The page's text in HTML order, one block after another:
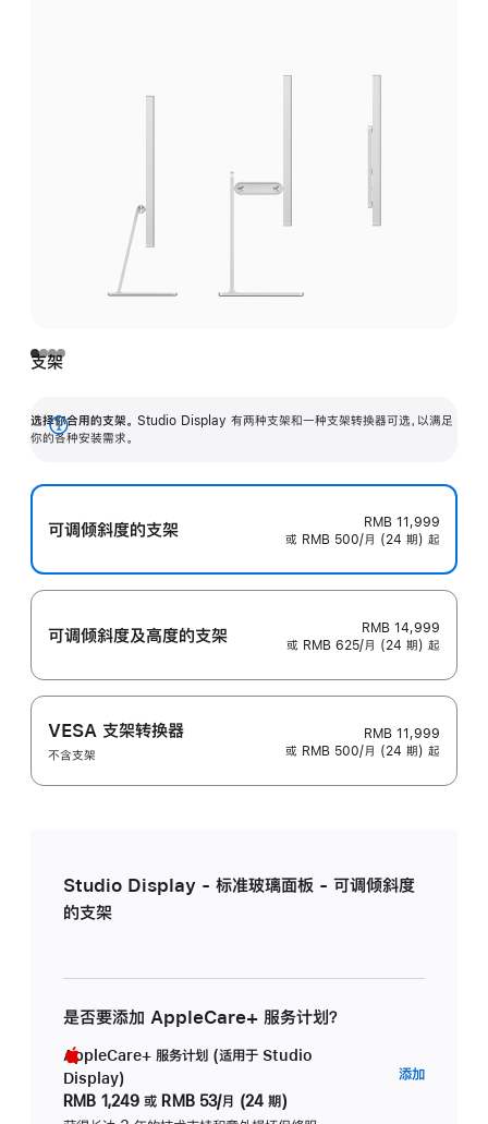
支架
选择你合用的支架。 Studio Display 有两种支架和一种支架转换器可选，以满足
你的各种安装需求。
展
可调倾斜度的支架
RMB 11,999
或 RMB 500/月 (24 期) 起
可调倾斜度及高‍度的支‍架
RMB 14,999
或 RMB 625/月 (24 期) 起
VESA 支架转换器
不含支架
RMB 11,999
或 RMB 500/月 (24 期) 起
Studio Display - 标准玻璃面板 - 可调倾斜度
的支架
是否要添加 AppleCare+ 服务计划？
AppleCare+ 服务计划 (适用于 Studio
Display)
RMB 1,249 或 RMB 53/月 (24 期)
添加